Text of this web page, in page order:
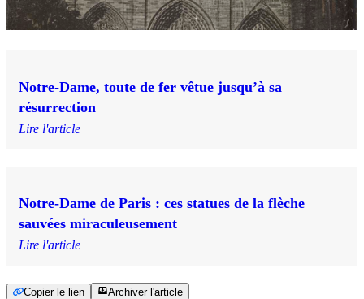
Notre-Dame, toute de fer vêtue jusqu’à sa
résurrection
Lire l'article
Notre-Dame de Paris : ces statues de la flèche
sauvées miraculeusement
Lire l'article
Copier le lien Archiver l'article